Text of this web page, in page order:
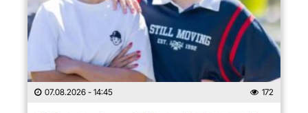
07.08.2026 - 14:45 172